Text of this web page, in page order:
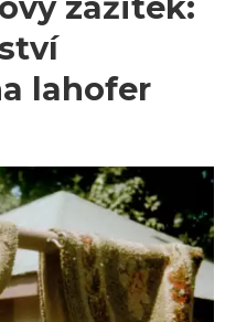
lahofer